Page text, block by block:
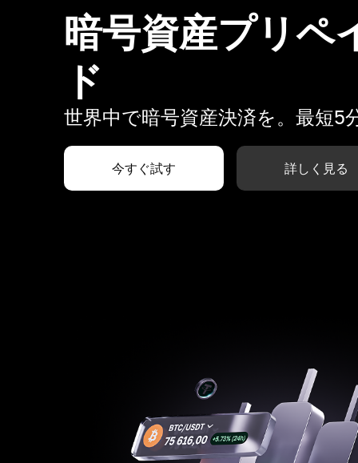
暗号資産プリペ
ド
世界中で暗号資産決済を。最短5
今すぐ試す 詳しく見る